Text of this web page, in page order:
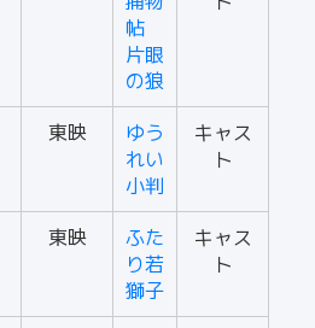
帖
片眼
の狼
東映
ゆう
れい
小判
キャス
ト
東映
ふた
り若
獅子
キャス
ト